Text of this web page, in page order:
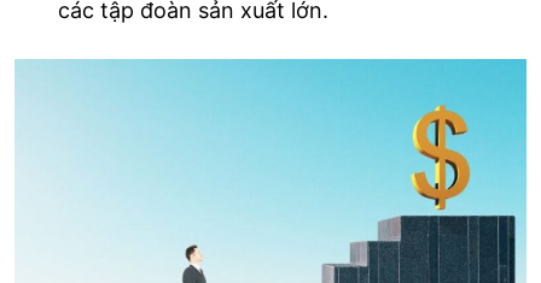
các tập đoàn sản xuất lớn.